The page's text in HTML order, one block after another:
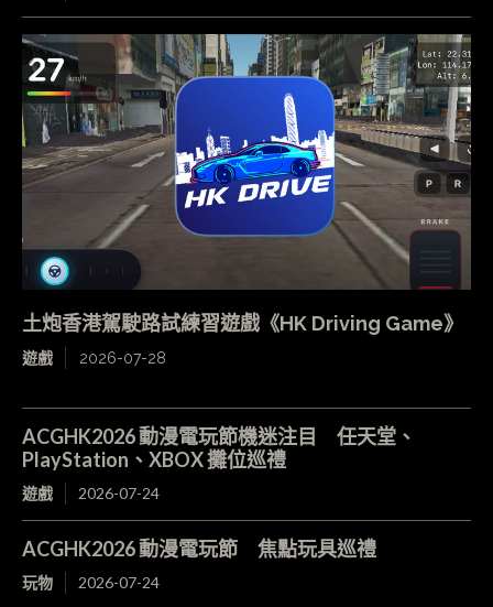
土炮香港駕駛路試練習遊戲《HK Driving Game》
遊戲 2026-07-28
ACGHK2026 動漫電玩節機迷注目 任天堂、
PlayStation、XBOX 攤位巡禮
遊戲 2026-07-24
ACGHK2026 動漫電玩節 焦點玩具巡禮
玩物 2026-07-24